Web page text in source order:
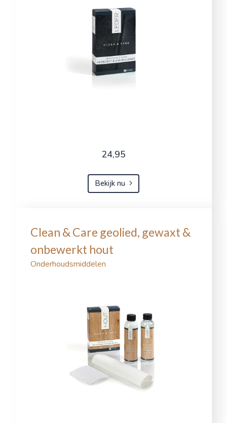
24,95
Bekijk nu
Clean & Care geolied, gewaxt &
onbewerkt hout
Onderhoudsmiddelen